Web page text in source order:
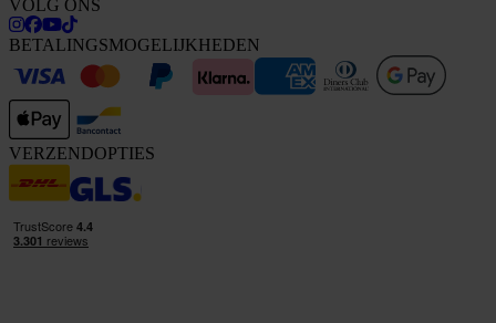
VOLG ONS
BETALINGSMOGELIJKHEDEN
VERZENDOPTIES